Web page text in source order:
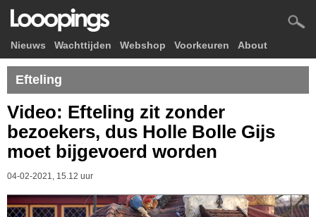
Nieuws Wachttijden Webshop Voorkeuren About
Efteling
Video: Efteling zit zonder
bezoekers, dus Holle Bolle Gijs
moet bijgevoerd worden
04-02-2021, 15.12 uur